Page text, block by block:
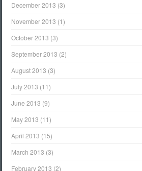
December 2013 (3)
November 2013 (1)
October 2013 (3)
September 2013 (2)
August 2013 (3)
July 2013 (11)
June 2013 (9)
May 2013 (11)
April 2013 (15)
March 2013 (3)
February 2013 (2)